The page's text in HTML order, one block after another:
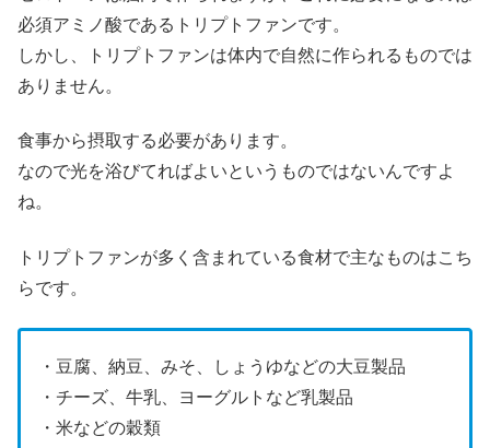
必須アミノ酸であるトリプトファンです。
しかし、トリプトファンは体内で自然に作られるものでは
ありません。
食事から摂取する必要があります。
なので光を浴びてればよいというものではないんですよ
ね。
トリプトファンが多く含まれている食材で主なものはこち
らです。
・豆腐、納豆、みそ、しょうゆなどの大豆製品
・チーズ、牛乳、ヨーグルトなど乳製品
・米などの穀類